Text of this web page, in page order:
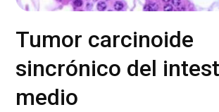
Tumor carcinoide
sincrónico del
medio